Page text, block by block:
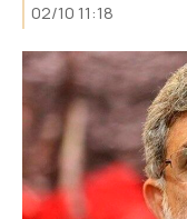
02/10 11:18